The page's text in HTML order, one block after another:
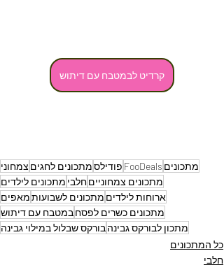
קרדיט לבמטבח עם דיתוש
מתכונים FooDeals פודילסמתכונים לחגים צמחוני
מתכונים צמחונייםחלבי מתכונים לילדים
ארוחות לילדים מתכונים לשבועותמאפים
מתכונים כשרים לפסחבמטבח עם דיתוש
מתכון לבורקס גבינהבורקס שבלול במילוי גבינה
כל המתכונים
חלבי